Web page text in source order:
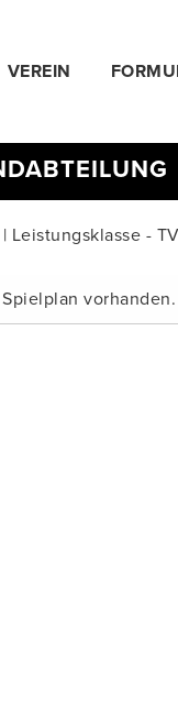
VEREIN
Leistungsklasse -
vorhanden.